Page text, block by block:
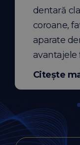
dentară
coroane,
aparate
avantajele
Citește